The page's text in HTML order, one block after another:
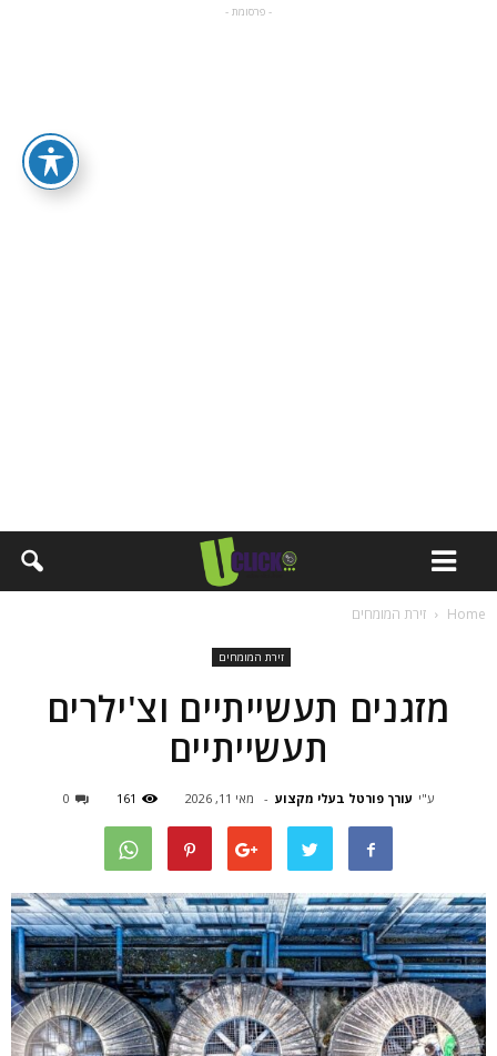
- פרסומת -
Home זירת המומחים
זירת המומחים
מזגנים תעשייתיים וצ'ילרים
תעשייתיים
ע"י עורך פורטל בעלי מקצוע - מאי 11, 2026 161
0